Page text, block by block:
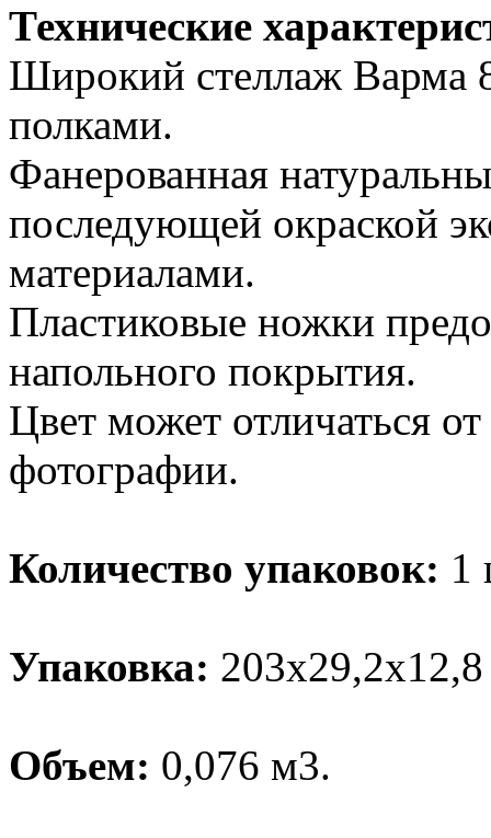
Технические
Широкий стеллаж Варма
полками.
Фанерованная
последующей окраской
материалами.
Пластиковые ножки
напольного покрытия.
Цвет может отличаться
фотографии.
Количество упаковок: 1
Упаковка:
Объем: 0,076 м3.